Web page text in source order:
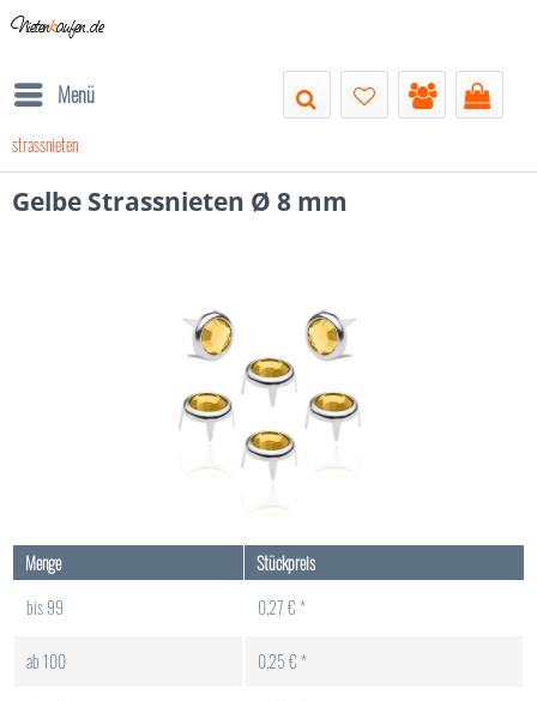
Nietenkaufen.de
Menü
strassnieten
Gelbe Strassnieten Ø 8 mm
Menge
Stückpreis
bis99 0,27 € *
ab100 0,25 € *